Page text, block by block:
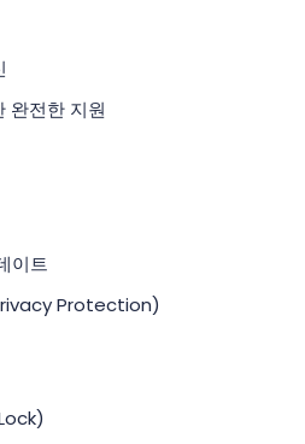
완전한 지원
이트
Protection)